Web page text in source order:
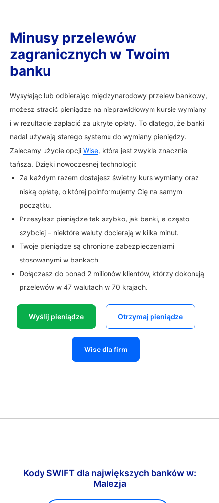
Minusy przelewów
zagranicznych w Twoim
banku
Wysyłając lub odbierając międzynarodowy przelew bankowy,
możesz stracić pieniądze na nieprawidłowym kursie wymiany
i w rezultacie zapłacić za ukryte opłaty. To dlatego, że banki
nadal używają starego systemu do wymiany pieniędzy.
Zalecamy użycie opcji Wise, która jest zwykle znacznie
tańsza. Dzięki nowoczesnej technologii:
Za każdym razem dostajesz świetny kurs wymiany oraz
niską opłatę, o której poinformujemy Cię na samym
początku.
Przesyłasz pieniądze tak szybko, jak banki, a często
szybciej – niektóre waluty docierają w kilka minut.
Twoje pieniądze są chronione zabezpieczeniami
stosowanymi w bankach.
Dołączasz do ponad 2 milionów klientów, którzy dokonują
przelewów w 47 walutach w 70 krajach.
Wyślij pieniądze Otrzymaj pieniądze
Wise dla firm
Kody SWIFT dla największych banków w:
Malezja